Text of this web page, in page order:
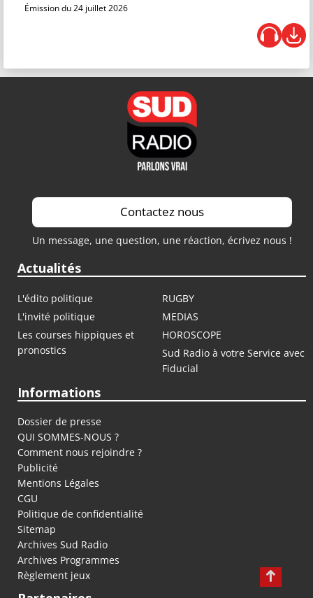
Émission du 24 juillet 2026
Contactez nous
Un message, une question, une réaction, écrivez nous !
Actualités
L'édito politique
RUGBY
L'invité politique
MEDIAS
Les courses hippiques et
pronostics
HOROSCOPE
Sud Radio à votre Service avec
Fiducial
Informations
Dossier de presse
QUI SOMMES-NOUS ?
Comment nous rejoindre ?
Publicité
Mentions Légales
CGU
Politique de confidentialité
Sitemap
Archives Sud Radio
Archives Programmes
Règlement jeux